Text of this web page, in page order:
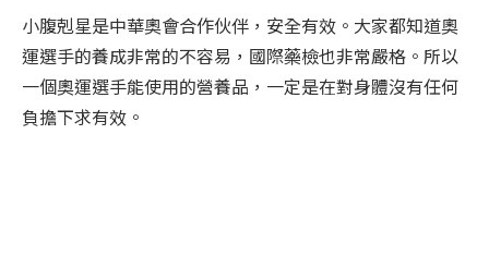
小腹剋星是中華奧會合作伙伴，安全有效。大家都知道奧
運選手的養成非常的不容易，國際藥檢也非常嚴格。所以
一個奧運選手能使用的營養品，一定是在對身體沒有任何
負擔下求有效。